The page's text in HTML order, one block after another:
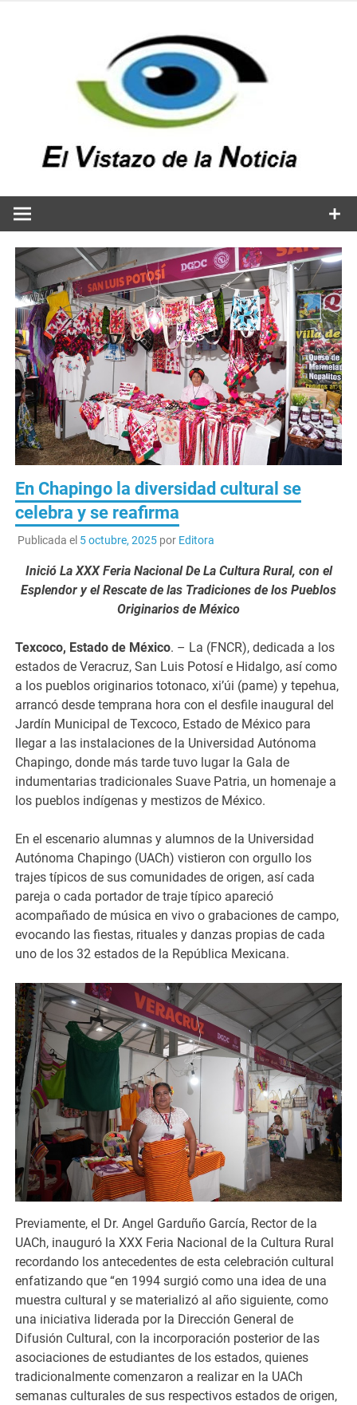
En Chapingo la diversidad cultural se
celebra y se reafirma
Publicada el 5 octubre, 2025por Editora
Inició La XXX Feria Nacional De La Cultura Rural, con el
Esplendor y el Rescate de las Tradiciones de los Pueblos
Originarios de México
Texcoco, Estado de México. – La (FNCR), dedicada a los
estados de Veracruz, San Luis Potosí e Hidalgo, así como
a los pueblos originarios totonaco, xi’úi (pame) y tepehua,
arrancó desde temprana hora con el desfile inaugural del
Jardín Municipal de Texcoco, Estado de México para
llegar a las instalaciones de la Universidad Autónoma
Chapingo, donde más tarde tuvo lugar la Gala de
indumentarias tradicionales Suave Patria, un homenaje a
los pueblos indígenas y mestizos de México.
En el escenario alumnas y alumnos de la Universidad
Autónoma Chapingo (UACh) vistieron con orgullo los
trajes típicos de sus comunidades de origen, así cada
pareja o cada portador de traje típico apareció
acompañado de música en vivo o grabaciones de campo,
evocando las fiestas, rituales y danzas propias de cada
uno de los 32 estados de la República Mexicana.
Previamente, el Dr. Angel Garduño García, Rector de la
UACh, inauguró la XXX Feria Nacional de la Cultura Rural
recordando los antecedentes de esta celebración cultural
enfatizando que “en 1994 surgió como una idea de una
muestra cultural y se materializó al año siguiente, como
una iniciativa liderada por la Dirección General de
Difusión Cultural, con la incorporación posterior de las
asociaciones de estudiantes de los estados, quienes
tradicionalmente comenzaron a realizar en la UACh
semanas culturales de sus respectivos estados de origen,